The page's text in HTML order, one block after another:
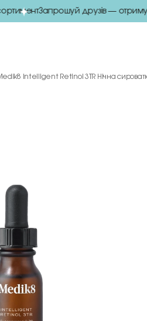
Запрошуй друзів — отримуй
Intelligent Retinol 3TR Нічна